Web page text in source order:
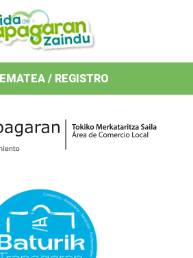
/ Organizan
/ REGISTRO